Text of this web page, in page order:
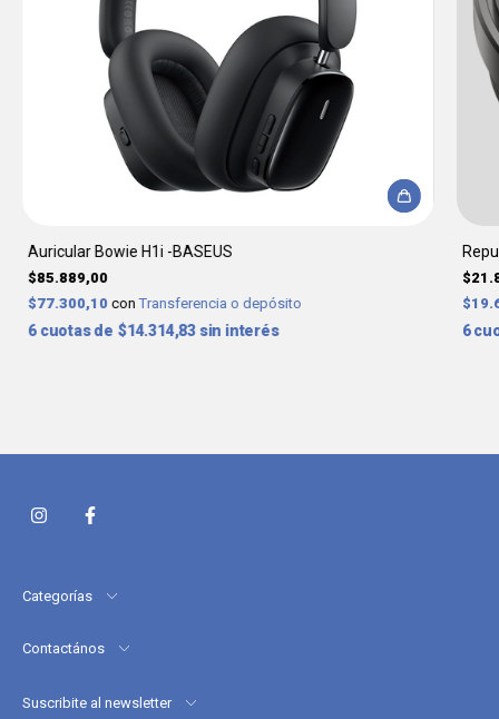
Auricular Bowie H1i -BASEUS
$85.889,00
$77.300,10 con Transferencia o depósito
6 $14.314,83 sin interés 6
Categorías
Contactános
Suscribite al newsletter